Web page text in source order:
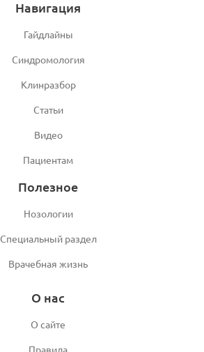
Навигация
Гайдлайны
Синдромология
Клинразбор
Статьи
Видео
Пациентам
Полезное
Нозологии
Специальный раздел
Врачебная жизнь
О нас
О сайте